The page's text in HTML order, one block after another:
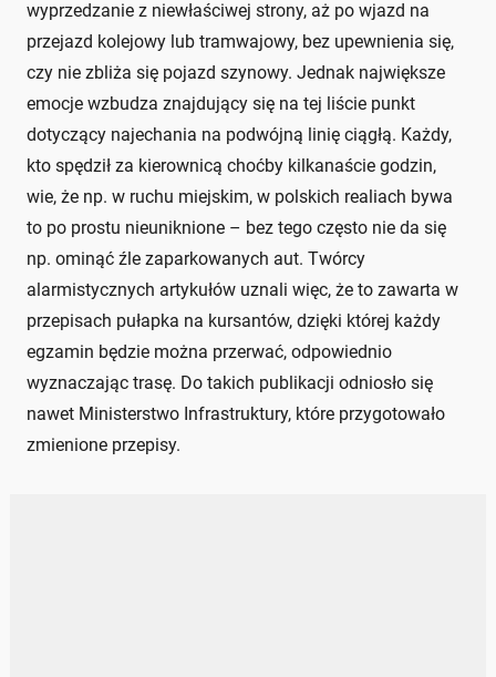
wyprzedzanie z niewłaściwej strony, aż po wjazd na
przejazd kolejowy lub tramwajowy, bez upewnienia się,
czy nie zbliża się pojazd szynowy. Jednak największe
emocje wzbudza znajdujący się na tej liście punkt
dotyczący najechania na podwójną linię ciągłą. Każdy,
kto spędził za kierownicą choćby kilkanaście godzin,
wie, że np. w ruchu miejskim, w polskich realiach bywa
to po prostu nieuniknione – bez tego często nie da się
np. ominąć źle zaparkowanych aut. Twórcy
alarmistycznych artykułów uznali więc, że to zawarta w
przepisach pułapka na kursantów, dzięki której każdy
egzamin będzie można przerwać, odpowiednio
wyznaczając trasę. Do takich publikacji odniosło się
nawet Ministerstwo Infrastruktury, które przygotowało
zmienione przepisy.